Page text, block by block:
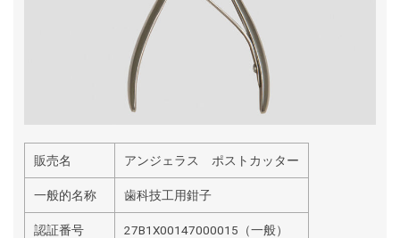
販売名 アンジェラス ポストカッター
一般的名称 歯科技工用鉗子
認証番号 27B1X00147000015（一般）